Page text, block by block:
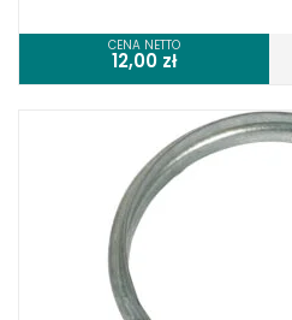
CENA NETTO
12,00 zł